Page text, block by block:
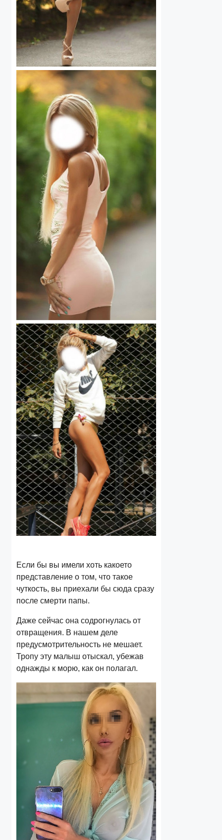
Если бы вы имели хоть какоето
представление о том, что такое
чуткость, вы приехали бы сюда сразу
после смерти папы.
Даже сейчас она содрогнулась от
отвращения. В нашем деле
предусмотрительность не мешает.
Тропу эту малыш отыскал, убежав
однажды к морю, как он полагал.